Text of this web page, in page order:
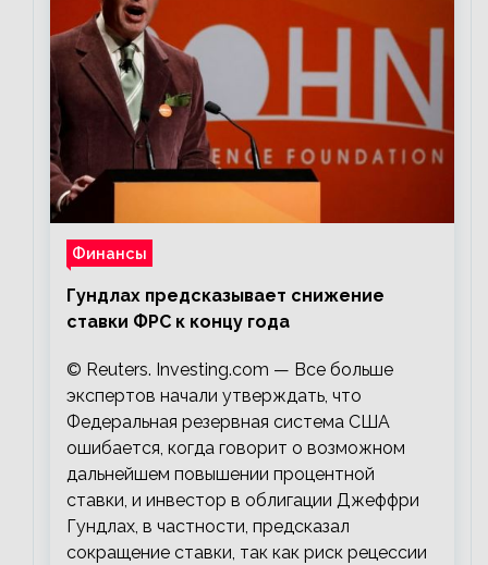
Финансы
Гундлах предсказывает снижение
ставки ФРС к концу года
© Reuters. Investing.com — Все больше
экспертов начали утверждать, что
Федеральная резервная система США
ошибается, когда говорит о возможном
дальнейшем повышении процентной
ставки, и инвестор в облигации Джеффри
Гундлах, в частности, предсказал
сокращение ставки, так как риск рецессии